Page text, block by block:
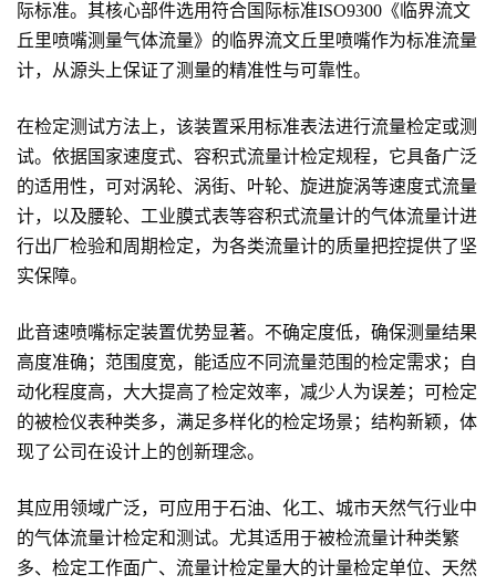
际标准。其核心部件选用符合国际标准ISO9300《临界流文
丘里喷嘴测量气体流量》的临界流文丘里喷嘴作为标准流量
计，从源头上保证了测量的精准性与可靠性。
在检定测试方法上，该装置采用标准表法进行流量检定或测
试。依据国家速度式、容积式流量计检定规程，它具备广泛
的适用性，可对涡轮、涡街、叶轮、旋进旋涡等速度式流量
计，以及腰轮、工业膜式表等容积式流量计的气体流量计进
行出厂检验和周期检定，为各类流量计的质量把控提供了坚
实保障。
此音速喷嘴标定装置优势显著。不确定度低，确保测量结果
高度准确；范围度宽，能适应不同流量范围的检定需求；自
动化程度高，大大提高了检定效率，减少人为误差；可检定
的被检仪表种类多，满足多样化的检定场景；结构新颖，体
现了公司在设计上的创新理念。
其应用领域广泛，可应用于石油、化工、城市天然气行业中
的气体流量计检定和测试。尤其适用于被检流量计种类繁
多、检定工作面广、流量计检定量大的计量检定单位、天然